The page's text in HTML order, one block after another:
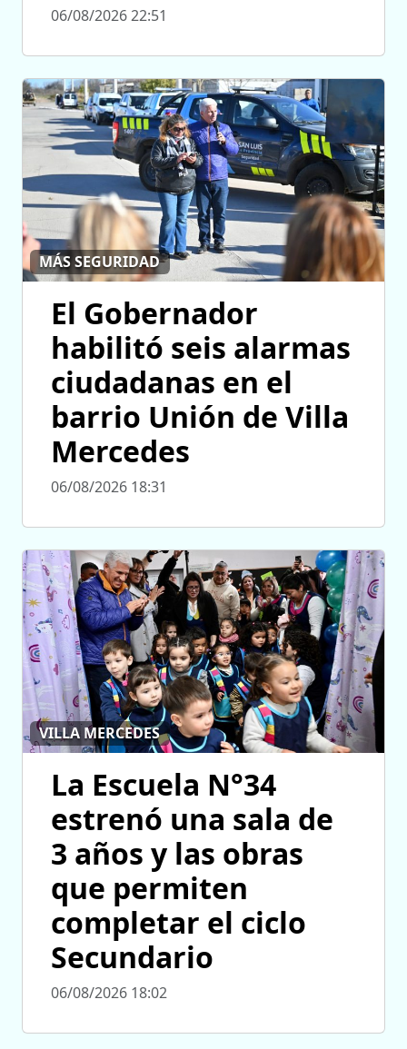
06/08/2026 22:51
MÁS SEGURIDAD
El Gobernador
habilitó seis alarmas
ciudadanas en el
barrio Unión de Villa
Mercedes
06/08/2026 18:31
VILLA MERCEDES
La Escuela N°34
estrenó una sala de
3 años y las obras
que permiten
completar el ciclo
Secundario
06/08/2026 18:02